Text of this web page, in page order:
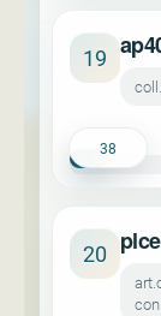
19
38
20 plce